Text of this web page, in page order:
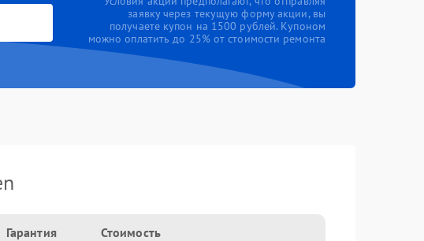
заявку через текущую форму акции, вы
получаете купон на 1500 рублей. Купоном
можно оплатить до 25% от стоимости ремонта
Гарантия Стоимость